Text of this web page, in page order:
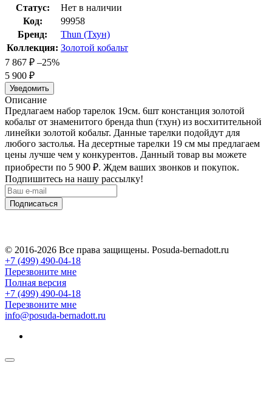
Статус:
Нет в наличии
Код:
99958
Бренд:
Thun (Тхун)
Коллекция: Золотой кобальт
7 867 ₽ –25%
5 900 ₽
Уведомить
Описание
Предлагаем набор тарелок 19см. 6шт констанция золотой
кобальт от знаменитого бренда thun (тхун) из восхитительной
линейки золотой кобальт. Данные тарелки подойдут для
любого застолья. На десертные тарелки 19 см мы предлагаем
цены лучше чем у конкурентов. Данный товар вы можете
приобрести по 5 900 ₽. Ждем ваших звонков и покупок.
Подпишитесь на нашу рассылку!
Подписаться
© 2016-2026 Все права защищены. Posuda-bernadott.ru
+7 (499) 490-04-18
Перезвоните мне
Полная версия
+7 (499) 490-04-18
Перезвоните мне
info@posuda-bernadott.ru